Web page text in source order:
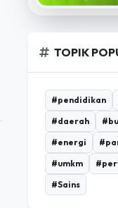
TOPIK
#pendidikan
#daerah
#energi
#umkm
#Sains